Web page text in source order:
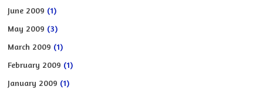
June 2009 (1)
May 2009 (3)
March 2009 (1)
February 2009 (1)
January 2009 (1)